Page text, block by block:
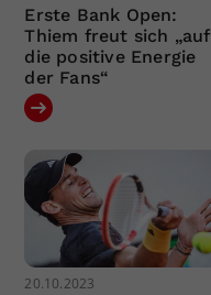
Erste Bank Open:
Thiem freut sich „auf
die positive Energie
der Fans“
20.10.2023